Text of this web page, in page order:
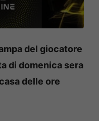
del giocatore
di domenica sera
delle ore